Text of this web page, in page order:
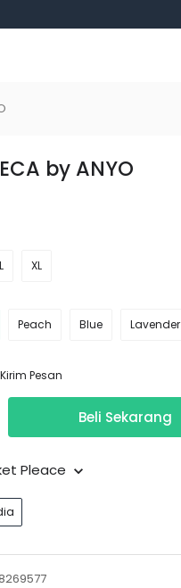
by ANYO
L XL
Peach Blue Lavender
Kirim Pesan
Beli Sekarang
Pleace